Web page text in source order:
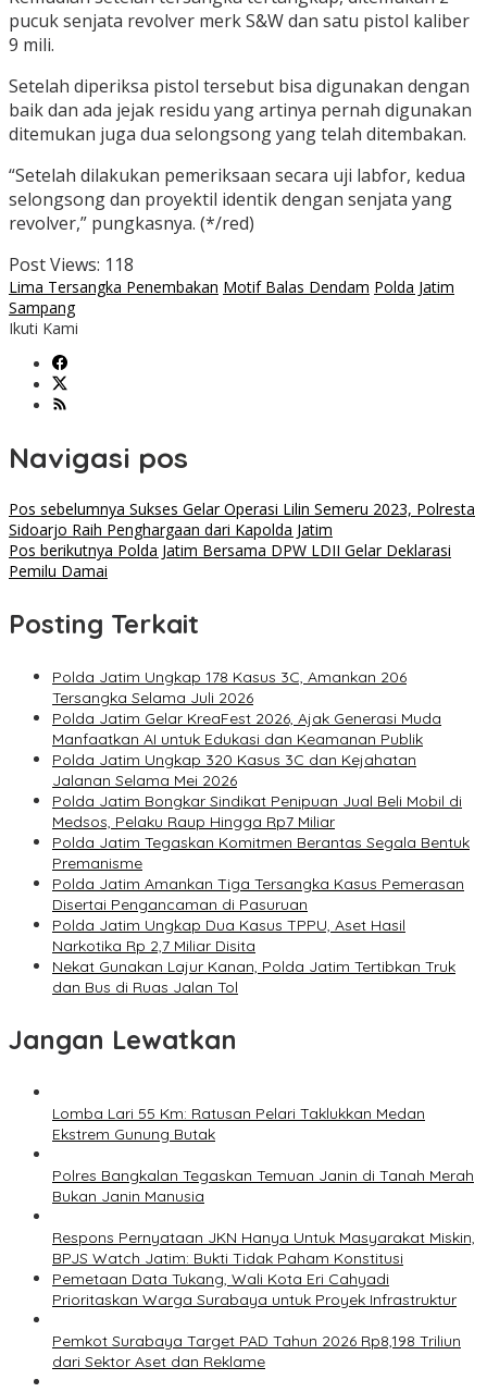
pucuk senjata revolver merk S&W dan satu pistol kaliber
9 mili.
Setelah diperiksa pistol tersebut bisa digunakan dengan
baik dan ada jejak residu yang artinya pernah digunakan
ditemukan juga dua selongsong yang telah ditembakan.
“Setelah dilakukan pemeriksaan secara uji labfor, kedua
selongsong dan proyektil identik dengan senjata yang
revolver,” pungkasnya. (*/red)
Post Views: 118
Lima Tersangka Penembakan Motif Balas Dendam Polda Jatim
Sampang
Ikuti Kami
Navigasi pos
Pos sebelumnya Sukses Gelar Operasi Lilin Semeru 2023, Polresta
Sidoarjo Raih Penghargaan dari Kapolda Jatim
Pos berikutnya Polda Jatim Bersama DPW LDII Gelar Deklarasi
Pemilu Damai
Posting Terkait
Polda Jatim Ungkap 178 Kasus 3C, Amankan 206
Tersangka Selama Juli 2026
Polda Jatim Gelar KreaFest 2026, Ajak Generasi Muda
Manfaatkan AI untuk Edukasi dan Keamanan Publik
Polda Jatim Ungkap 320 Kasus 3C dan Kejahatan
Jalanan Selama Mei 2026
Polda Jatim Bongkar Sindikat Penipuan Jual Beli Mobil di
Medsos, Pelaku Raup Hingga Rp7 Miliar
Polda Jatim Tegaskan Komitmen Berantas Segala Bentuk
Premanisme
Polda Jatim Amankan Tiga Tersangka Kasus Pemerasan
Disertai Pengancaman di Pasuruan
Polda Jatim Ungkap Dua Kasus TPPU, Aset Hasil
Narkotika Rp 2,7 Miliar Disita
Nekat Gunakan Lajur Kanan, Polda Jatim Tertibkan Truk
dan Bus di Ruas Jalan Tol
Jangan Lewatkan
Lomba Lari 55 Km: Ratusan Pelari Taklukkan Medan
Ekstrem Gunung Butak
Polres Bangkalan Tegaskan Temuan Janin di Tanah Merah
Bukan Janin Manusia
Respons Pernyataan JKN Hanya Untuk Masyarakat Miskin,
BPJS Watch Jatim: Bukti Tidak Paham Konstitusi
Pemetaan Data Tukang, Wali Kota Eri Cahyadi
Prioritaskan Warga Surabaya untuk Proyek Infrastruktur
Pemkot Surabaya Target PAD Tahun 2026 Rp8,198 Triliun
dari Sektor Aset dan Reklame